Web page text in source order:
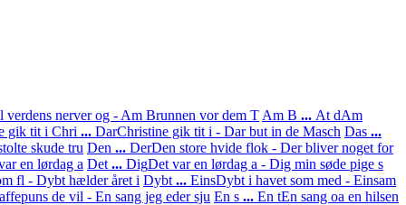
verdens nerver og - Am Brunnen vor dem T Am B ... At dAm
gik tit i Chri ... DarChristine gik tit i - Dar but in de Masch Das ...
skude tru Den ... DerDen store hvide flok - Der bliver noget for
en lørdag a Det ... DigDet var en lørdag a - Dig min søde pige s
fl - Dybt hælder året i Dybt ... EinsDybt i havet som med - Einsam
de vil - En sang jeg eder sju En s ... En tEn sang oa en hilsen